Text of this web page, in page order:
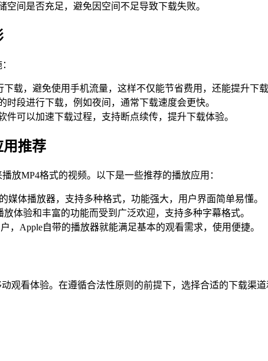
空间是否充足，避免因空间不足导致下载失败。
载，避免使用手机流量，这样不仅能节省费用，还能提升下载
时段进行下载，例如夜间，通常下载速度会更快。
件可以加速下载过程，支持断点续传，提升下载体验。
用推荐
放MP4格式的视频。以下是一些推荐的播放应用：
媒体播放器，支持多种格式，功能强大，用户界面简单易懂。
体验和丰富的功能而受到广泛欢迎，支持多种字幕格式。
，Apple自带的播放器就能满足基本的观看需求，使用便捷。
观看体验。在遵循合法性原则的前提下，选择合适的下载渠